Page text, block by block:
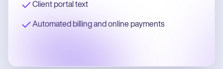
Client portal text
Automated billing and online payments